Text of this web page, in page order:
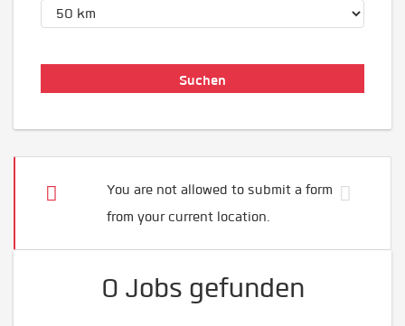
You are not allowed to submit a form
from your current location.
0 Jobs gefunden